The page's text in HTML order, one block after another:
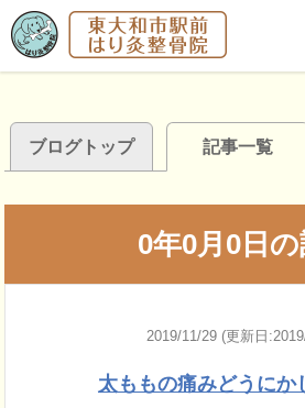
ブログトップ 記事一覧
0年0月0日
2019/11/29 (更新日
太ももの痛みどうにか